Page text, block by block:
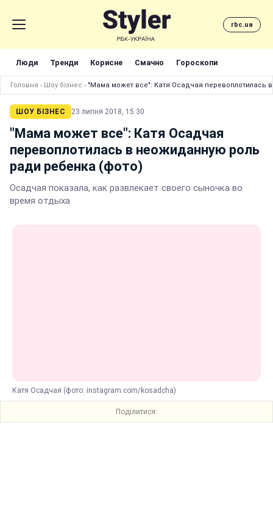
rbc.ua
Люди Тренди Корисне Смачно Гороскопи
Головна › Шоу бізнес › "Мама может все": Катя Осадчая перевоплотилась
ШОУ БІЗНЕС 23 липня 2018, 15:30
"Мама может все": Катя Осадчая
перевоплотилась в неожиданную роль
ради ребенка (фото)
Осадчая показала, как развлекает своего сыночка во
время отдыха
Катя Осадчая (фото: instagram.com/kosadcha)
Поділитися: